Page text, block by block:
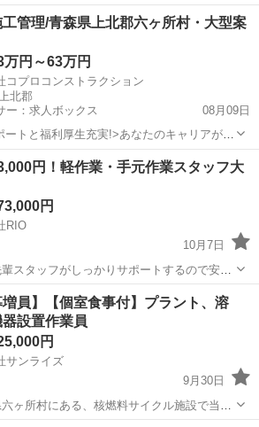
募もたくさんいただいていますが、案件拡
溶接、ガ
火災...
駅 その他 アーク溶接
管理/青森県上北郡六ヶ所村・大型案
万円～63万円
コプロコンストラクション
北郡
ー：求人ボックス
08月09日
ートと福利厚生充実!>あなたのキャリアが活
て働ける環境です 40代・50代・60代の方
要項> <職種> 土木施工管理/青森県上北郡六
円！軽作業・手元作業スタッフ大
円
RIO
10月7日
スタッフがしっかりサポートするので安心
軽作業や手元作業が中心で、特別な資格や
代まで幅広い世代のスタッフが活躍中！ ✅
駅 その他 未経験
増員】【個室食事付】プラント、溶
設置作業員
円
サンライズ
9月30日
ヶ所村にある、核燃料サイクル施設で当社
目となります。この先途切れることなく長